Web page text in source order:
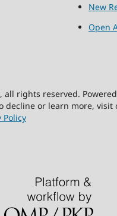
New
Open
all rights reserved.
decline or learn more,
Policy